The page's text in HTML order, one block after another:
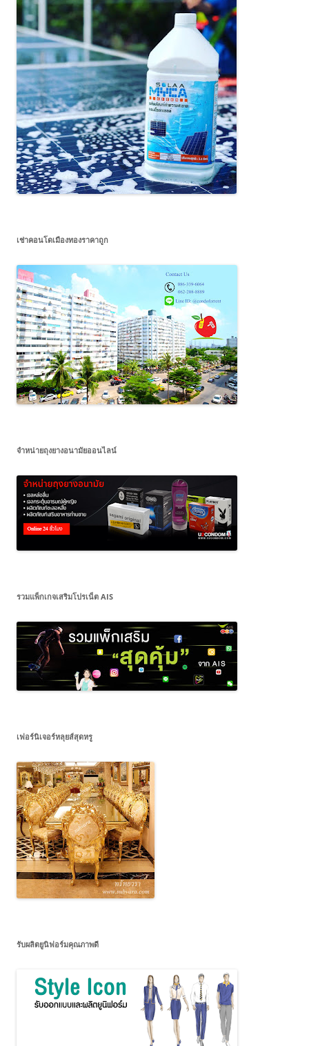
เช่าคอนโดเมืองทองราคาถูก
จำหน่ายถุงยางอนามัยออนไลน์
รวมแพ็กเกจเสริมโปรเน็ต AIS
เฟอร์นิเจอร์หลุยส์สุดหรู
รับผลิตยูนิฟอร์มคุณภาพดี